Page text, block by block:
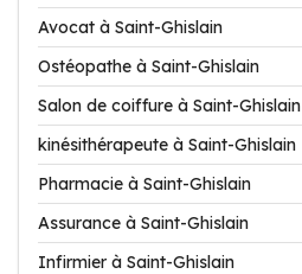
Avocat à Saint-Ghislain
Ostéopathe à Saint-Ghislain
Salon de coiffure à Saint-Ghislain
kinésithérapeute à Saint-Ghislain
Pharmacie à Saint-Ghislain
Assurance à Saint-Ghislain
Infirmier à Saint-Ghislain